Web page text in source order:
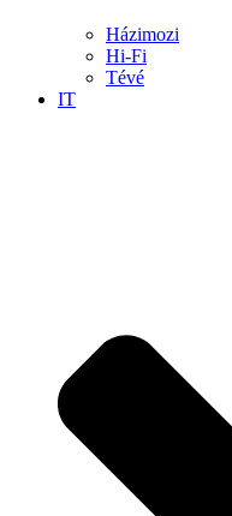
Házimozi
Hi-Fi
Tévé
IT